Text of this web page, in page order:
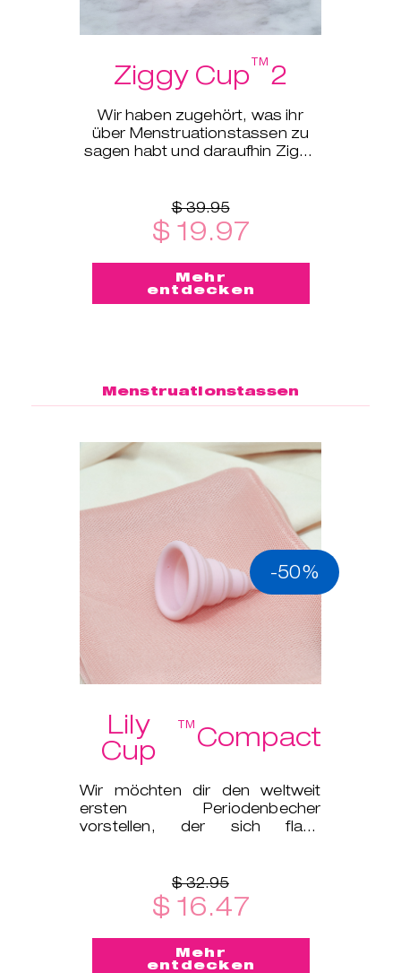
Ziggy Cup™2
Wir haben zugehört, was ihr
über Menstruationstassen zu
sagen habt und daraufhin Ziggy
$ 39.95
$ 19.97
Mehr
entdecken
Menstruationstassen
-50%
Lily
Cup
™Compact
Wir möchten dir den weltweit
ersten Periodenbecher
vorstellen, der sich flach
$ 32.95
$ 16.47
Mehr
entdecken